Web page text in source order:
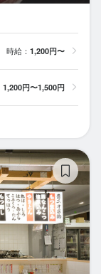
時給： 1,200円〜
1,200円〜1,500円